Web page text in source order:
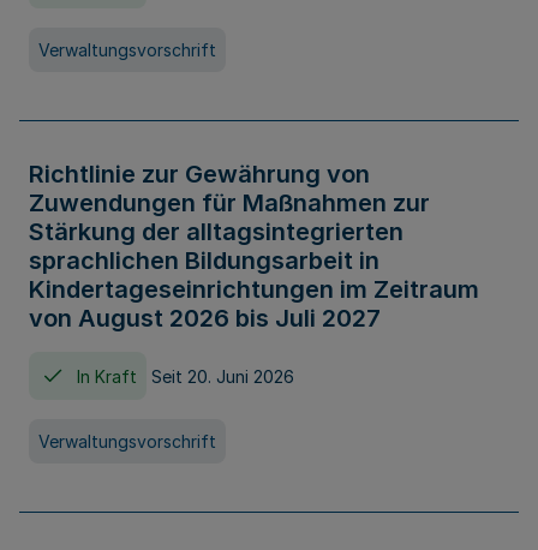
Verwaltungsvorschrift
Richtlinie zur Gewährung von
Zuwendungen für Maßnahmen zur
Stärkung der alltagsintegrierten
sprachlichen Bildungsarbeit in
Kindertageseinrichtungen im Zeitraum
von August 2026 bis Juli 2027
In Kraft Seit 20. Juni 2026
Verwaltungsvorschrift